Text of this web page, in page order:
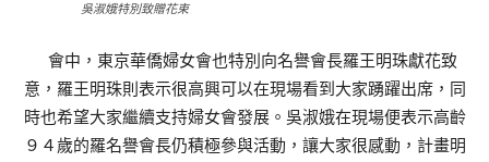
吳淑娥特別致贈花束
會中，東京華僑婦女會也特別向名譽會長羅王明珠獻花致
意，羅王明珠則表示很高興可以在現場看到大家踴躍出席，同
時也希望大家繼續支持婦女會發展。吳淑娥在現場便表示高齡
９４歲的羅名譽會長仍積極參與活動，讓大家很感動，計畫明